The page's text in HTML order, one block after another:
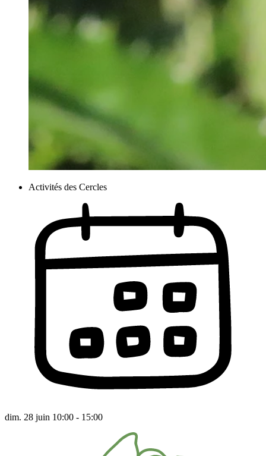
Activités des Cercles
dim. 28 juin 10:00 - 15:00